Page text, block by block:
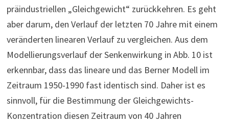
präindustriellen „Gleichgewicht“ zurückkehren. Es geht
aber darum, den Verlauf der letzten 70 Jahre mit einem
veränderten linearen Verlauf zu vergleichen. Aus dem
Modellierungsverlauf der Senkenwirkung in Abb. 10 ist
erkennbar, dass das lineare und das Berner Modell im
Zeitraum 1950-1990 fast identisch sind. Daher ist es
sinnvoll, für die Bestimmung der Gleichgewichts-
Konzentration diesen Zeitraum von 40 Jahren